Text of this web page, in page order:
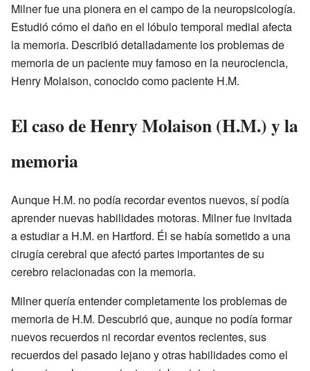
Milner fue una pionera en el campo de la neuropsicología.
Estudió cómo el daño en el lóbulo temporal medial afecta
la memoria. Describió detalladamente los problemas de
memoria de un paciente muy famoso en la neurociencia,
Henry Molaison, conocido como paciente H.M.
El caso de Henry Molaison (H.M.) y la
memoria
Aunque H.M. no podía recordar eventos nuevos, sí podía
aprender nuevas habilidades motoras. Milner fue invitada
a estudiar a H.M. en Hartford. Él se había sometido a una
cirugía cerebral que afectó partes importantes de su
cerebro relacionadas con la memoria.
Milner quería entender completamente los problemas de
memoria de H.M. Descubrió que, aunque no podía formar
nuevos recuerdos ni recordar eventos recientes, sus
recuerdos del pasado lejano y otras habilidades como el